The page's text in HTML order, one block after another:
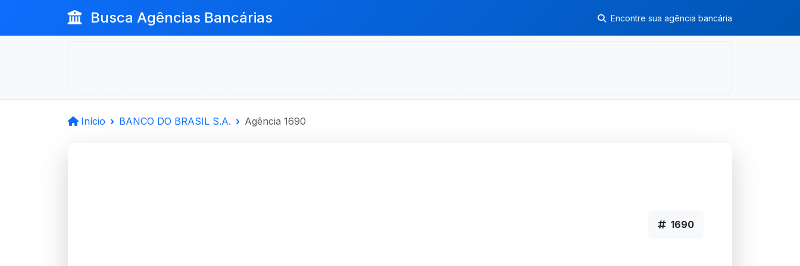
Busca Agências Bancárias Encontre sua agência bancária
Início BANCO DO BRASIL S.A. Agência 1690
1690